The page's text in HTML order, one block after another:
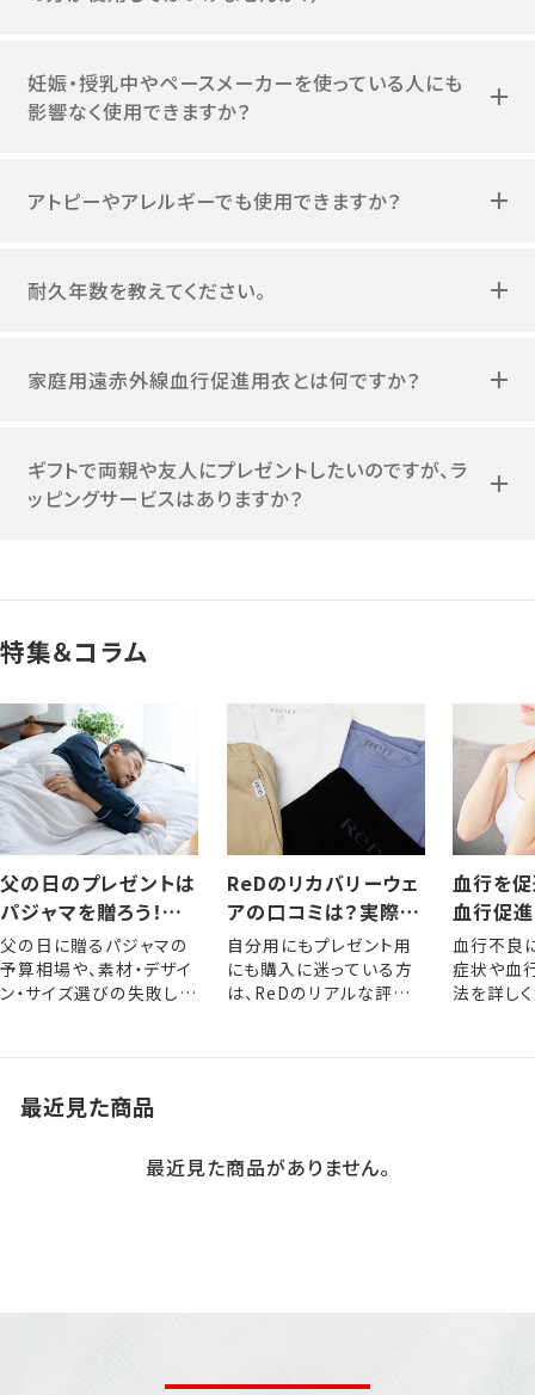
妊娠・授乳中やペースメーカーを使っている人にも
影響なく使用できますか？
アトピーやアレルギーでも使用できますか？
耐久年数を教えてください。
家庭用遠赤外線血行促進用衣とは何ですか？
ギフトで両親や友人にプレゼントしたいのですが、ラ
ッピングサービスはありますか？
特集＆コラム
父の日のプレゼントは
パジャマを贈ろう！選
び方やおすすめアイテ
ム
父の日に贈るパジャマの
予算相場や、素材・デザイ
ン・サイズ選びの失敗しな
ReDのリカバリーウェ
アの口コミは？実際に
着用した人の評判・レ
ビュー
自分用にもプレゼント用
にも購入に迷っている方
は、ReDのリアルな評判
血行を
血行促
きるメリ
な方法
血行不良
症状や血
法を詳し
最近見た商品
最近見た商品がありません。